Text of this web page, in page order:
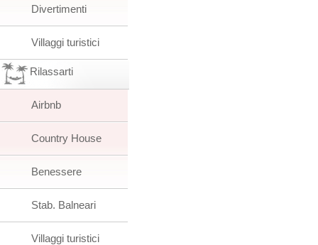
Divertimenti
Villaggi turistici
Rilassarti
Airbnb
Country House
Benessere
Stab. Balneari
Villaggi turistici